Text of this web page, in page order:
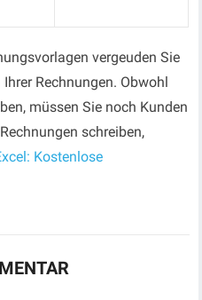
vergeuden Sie
Rechnungen. Obwohl
müssen Sie noch Kunden
schreiben,
Kostenlose